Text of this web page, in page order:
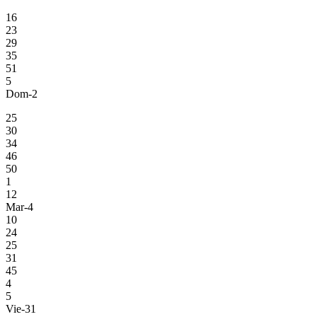
16
23
29
35
51
5
Dom-2
25
30
34
46
50
1
12
Mar-4
10
24
25
31
45
4
5
Vie-31